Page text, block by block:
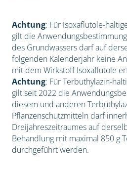
Achtung: Für Isoxaflutole-
gilt die
des Grundwassers darf auf
folgenden Kalenderjahr keine
mit dem Wirkstoff Isoxaflutole
Achtung: Für Terbuthylazin-
gilt seit 2022 die
diesem und anderen
Pflanzenschutzmitteln darf
Dreijahreszeitraumes auf
Behandlung mit maximal 850 g
durchgeführt werden.